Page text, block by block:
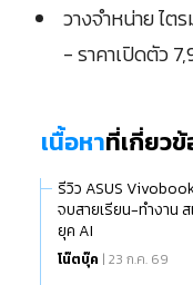
วางจำหน่าย ไต
- ราคาเปิดตัว
เนื้อหาที่เกี่ยว
รีวิว ASUS
จบสายเรียน-ทำงาน
ยุค AI
โน๊ตบุ๊ค | 23 ก.ค. 69